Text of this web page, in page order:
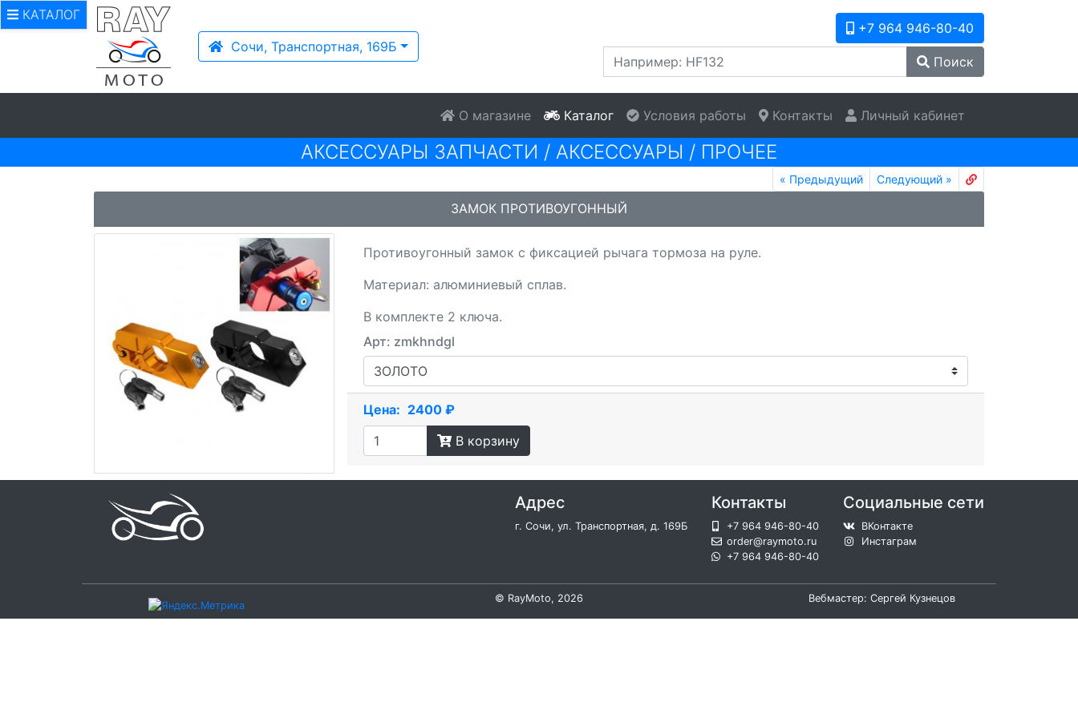
Сочи, Транспортная, 169Б
+7 964 946-80-40
Поиск
О магазине Каталог Условия работы Контакты Личный кабинет
КАТАЛОГ
АКСЕССУАРЫ ЗАПЧАСТИ / АКСЕССУАРЫ / ПРОЧЕЕ
« Предыдущий Следующий »
ЗАМОК ПРОТИВОУГОННЫЙ
Противоугонный замок с фиксацией рычага тормоза на руле.
Материал: алюминиевый сплав.
В комплекте 2 ключа.
Арт: zmkhndgl
Цена: 2400 ₽
В корзину
Адрес
г. Сочи, ул. Транспортная, д. 169Б
Контакты
+7 964 946-80-40
order@raymoto.ru
+7 964 946-80-40
Социальные сети
ВКонтакте
Инстаграм
© RayMoto, 2026 Вебмастер: Сергей Кузнецов